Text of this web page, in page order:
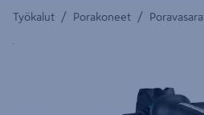
Työkalut / Porakoneet /
Yksityiskohtainen kuvaus löytyy